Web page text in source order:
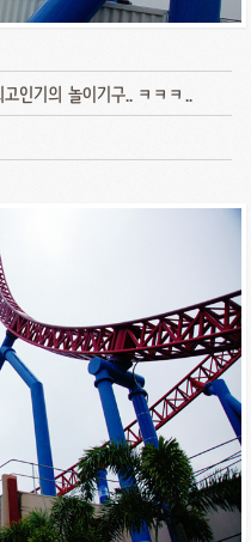
인기의 놀이기구.. ㅋㅋㅋ..